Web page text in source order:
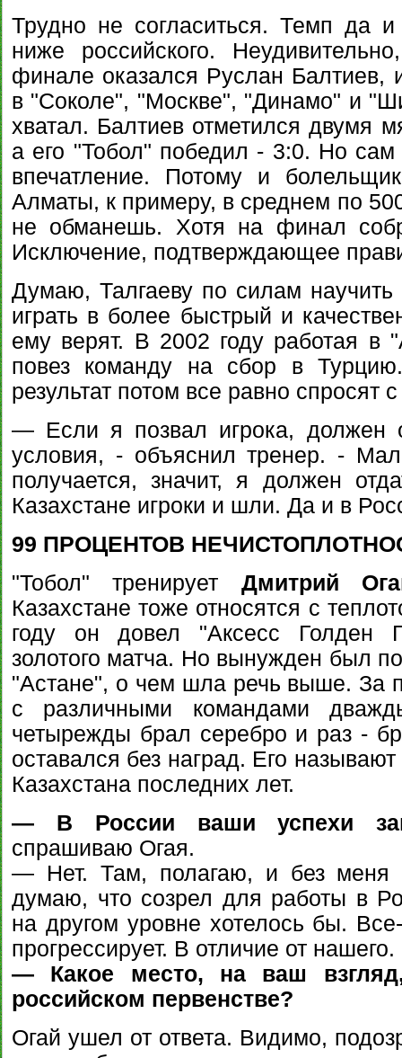
Трудно не согласиться. Темп да и
ниже российского.
финале оказался Руслан Балтиев,
в "Соколе", "Москве", "Динамо" и
хватал. Балтиев отметился двумя
а его "Тобол" победил - 3:0. Но сам
впечатление. Потому и
Алматы, к примеру, в среднем по
не обманешь. Хотя на финал
Исключение, подтверждающее
Думаю, Талгаеву по силам научить
играть в более быстрый и
ему верят. В 2002 году работая в
повез команду на сбор в
результат потом все равно спросят
— Если я позвал игрока, должен
условия, - объяснил тренер. -
получается, значит, я должен
Казахстане игроки и шли. Да и в
99 ПРОЦЕНТОВ
"Тобол" тренирует Дмитрий
Казахстане тоже относятся с
году он довел "Аксесс Голден
золотого матча. Но вынужден был по
"Астане", о чем шла речь выше. За
с различными командами
четырежды брал серебро и раз -
оставался без наград. Его
Казахстана последних лет.
— В России ваши успехи
спрашиваю Огая.
— Нет. Там, полагаю, и без меня
думаю, что созрел для работы в
на другом уровне хотелось бы.
прогрессирует. В отличие от нашего.
— Какое место, на ваш
российском первенстве?
Огай ушел от ответа. Видимо,